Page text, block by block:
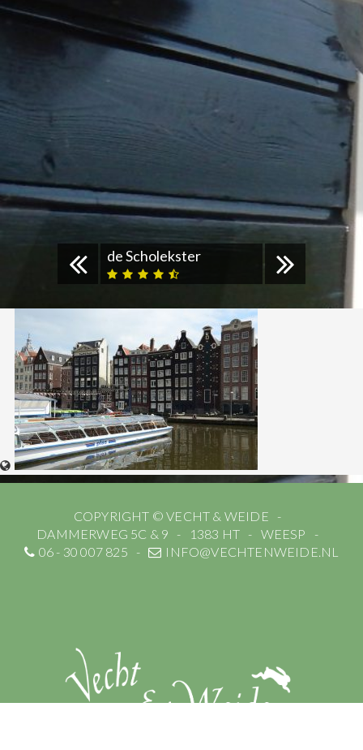
de Scholekster
COPYRIGHT © VECHT & WEIDE
DAMMERWEG 5C & 9
1383 HT
WEESP
06 - 30 007 825
INFO@VECHTENWEIDE.NL